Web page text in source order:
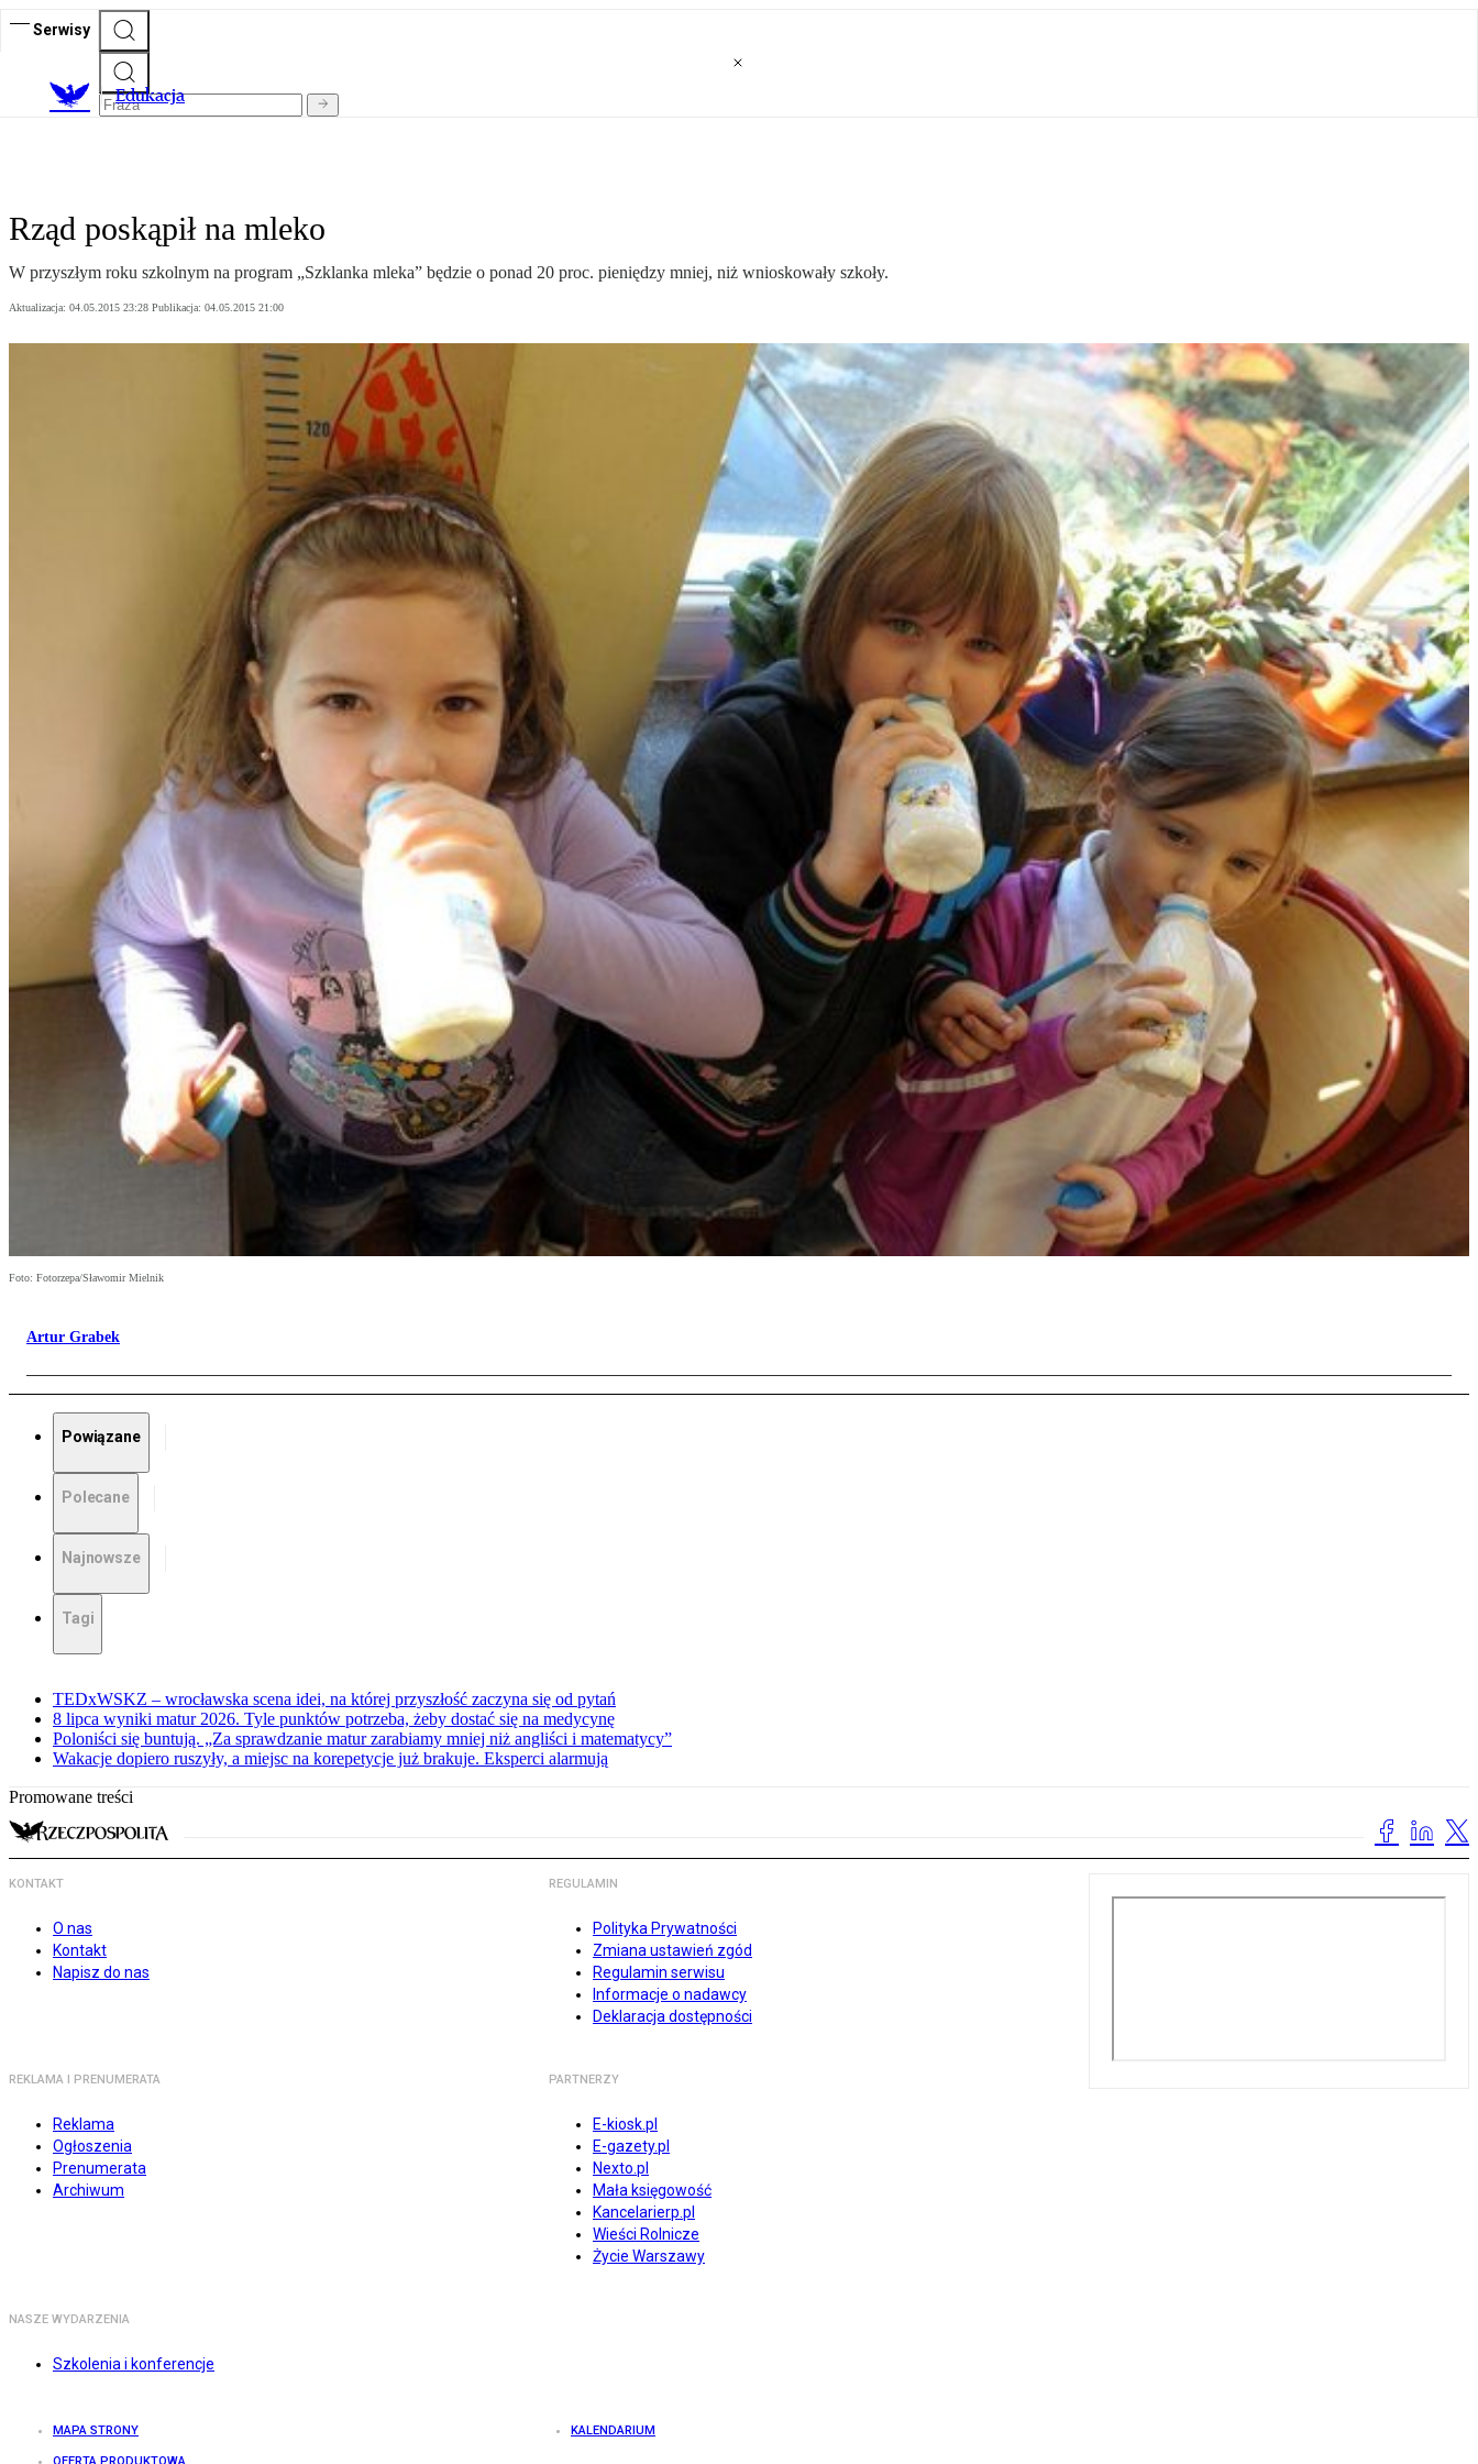
Serwisy
Edukacja
Rząd poskąpił na mleko
W przyszłym roku szkolnym na program „Szklanka mleka” będzie o ponad 20 proc. pieniędzy mniej, niż wnioskowały szkoły.
Aktualizacja: 04.05.2015 23:28 Publikacja: 04.05.2015 21:00
Foto: Fotorzepa/Sławomir Mielnik
Artur Grabek
Powiązane
Polecane
Najnowsze
Tagi
TEDxWSKZ – wrocławska scena idei, na której przyszłość zaczyna się od pytań
8 lipca wyniki matur 2026. Tyle punktów potrzeba, żeby dostać się na medycynę
Poloniści się buntują. „Za sprawdzanie matur zarabiamy mniej niż angliści i matematycy”
Wakacje dopiero ruszyły, a miejsc na korepetycje już brakuje. Eksperci alarmują
Promowane treści
KONTAKT
O nas
Kontakt
Napisz do nas
REGULAMIN
Polityka Prywatności
Zmiana ustawień zgód
Regulamin serwisu
Informacje o nadawcy
Deklaracja dostępności
REKLAMA I PRENUMERATA
Reklama
Ogłoszenia
Prenumerata
Archiwum
PARTNERZY
E-kiosk.pl
E-gazety.pl
Nexto.pl
Mała księgowość
Kancelarierp.pl
Wieści Rolnicze
Życie Warszawy
NASZE WYDARZENIA
Szkolenia i konferencje
MAPA STRONY KALENDARIUM